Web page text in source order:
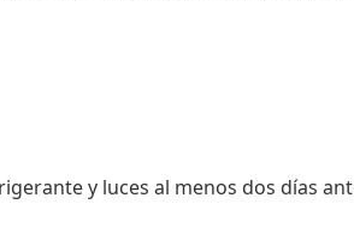
y luces al menos dos días